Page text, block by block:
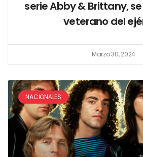
serie Abby & Brittany,
veterano del
Marzo 30, 2024
NACIONALES